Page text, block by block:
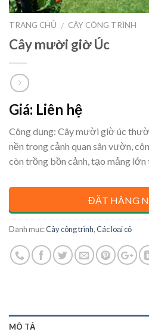
TRANG CHỦ / CÂY CÔNG TRÌNH
Cây mười giờ Úc
Giá: Liên hệ
Công dụng: Cây mười giờ úc
nền trong cảnh quan sân vườn,
còn trồng bồn cảnh, tạo mảng lớn
ĐẶT HÀNG
Danh mục:Cây công trình,Các loại cỏ
MÔ TẢ